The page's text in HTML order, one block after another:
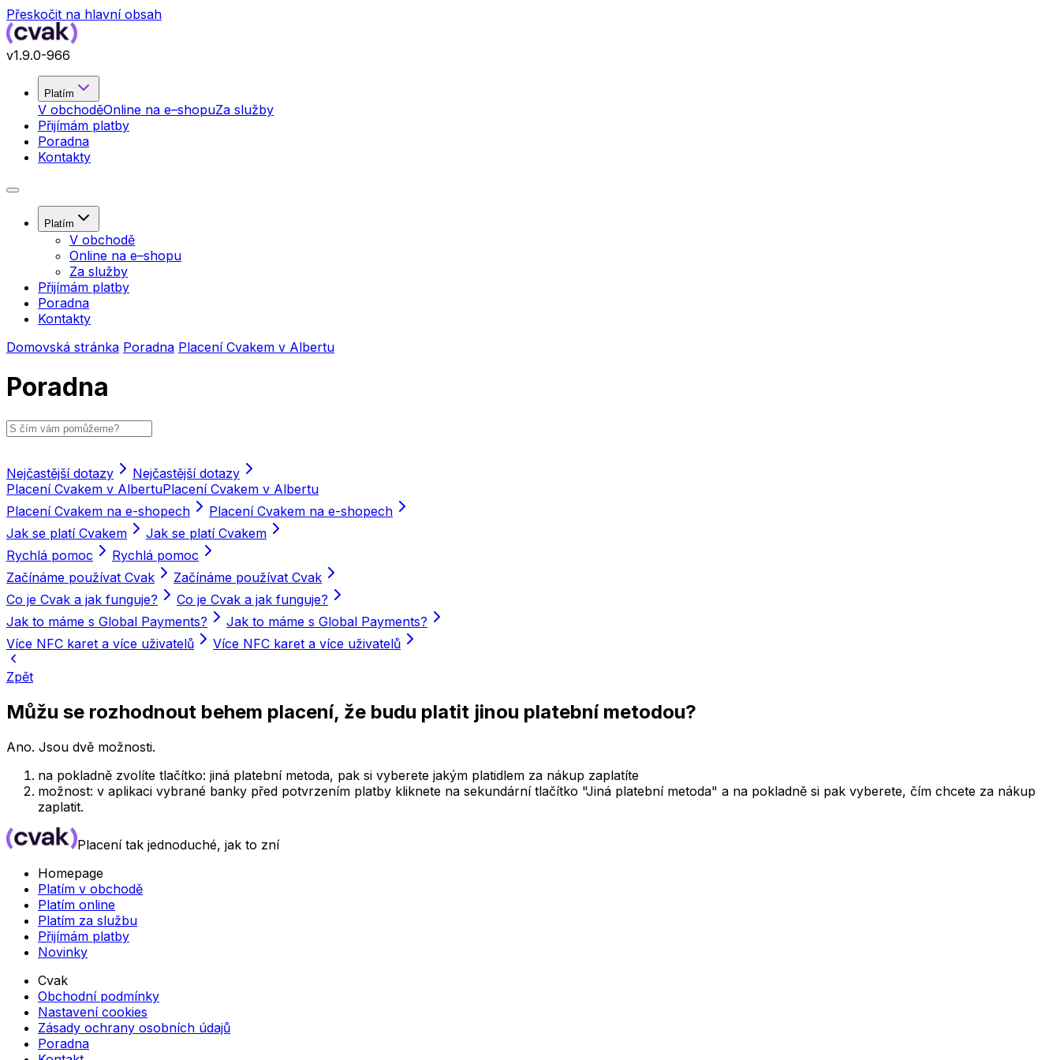
Přeskočit na hlavní obsah
v1.9.0-966
Platím
V obchoděOnline na e–shopuZa služby
Přijímám platby
Poradna
Kontakty
Platím
V obchodě
Online na e–shopu
Za služby
Přijímám platby
Poradna
Kontakty
Domovská stránka Poradna Placení Cvakem v Albertu
Poradna
Nejčastější dotazy
Nejčastější dotazy
Placení Cvakem v AlbertuPlacení Cvakem v Albertu
Placení Cvakem na e-shopech
Placení Cvakem na e-shopech
Jak se platí Cvakem
Jak se platí Cvakem
Rychlá pomoc
Rychlá pomoc
Začínáme používat Cvak
Začínáme používat Cvak
Co je Cvak a jak funguje?
Co je Cvak a jak funguje?
Jak to máme s Global Payments?
Jak to máme s Global Payments?
Více NFC karet a více uživatelů
Více NFC karet a více uživatelů
Zpět
Můžu se rozhodnout behem placení, že budu platit jinou platební metodou?
Ano. Jsou dvě možnosti.
na pokladně zvolíte tlačítko: jiná platební metoda, pak si vyberete jakým platidlem za nákup zaplatíte
možnost: v aplikaci vybrané banky před potvrzením platby kliknete na sekundární tlačítko "Jiná platební metoda" a na pokladně si pak vyberete, čím chcete za nákup
zaplatit.
Placení tak jednoduché, jak to zní
Homepage
Platím v obchodě
Platím online
Platím za službu
Přijímám platby
Novinky
Cvak
Obchodní podmínky
Nastavení cookies
Zásady ochrany osobních údajů
Poradna